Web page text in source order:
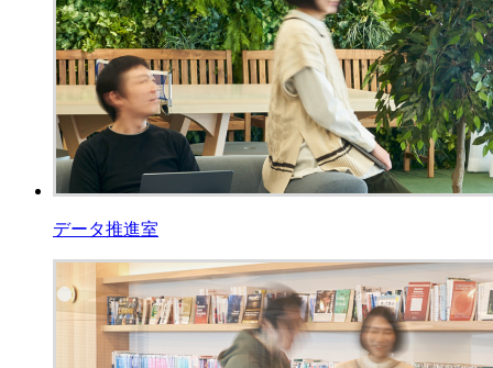
データ推進室